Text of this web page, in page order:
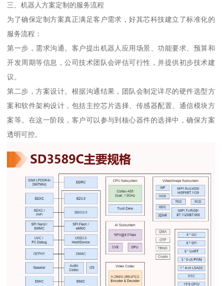
三、机器人方案定制的服务流程
为了确保定制方案真正满足客户需求，好其芯科技建立了标准化的
服务流程：
第一步，需求沟通。客户提出机器人应用场景、功能要求、预算和
开发周期等信息，公司技术团队会评估可行性，并提供初步技术建
议。
第二步，方案设计。根据沟通结果，团队会制定详尽的硬件选型方
案和软件架构设计，包括主控芯片选择、传感器配置、通信模块方
案等。在这一阶段，客户可以参与到核心器件的选择中，确保方案
透明可控。